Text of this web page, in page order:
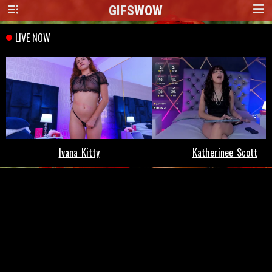
GIFSWOW